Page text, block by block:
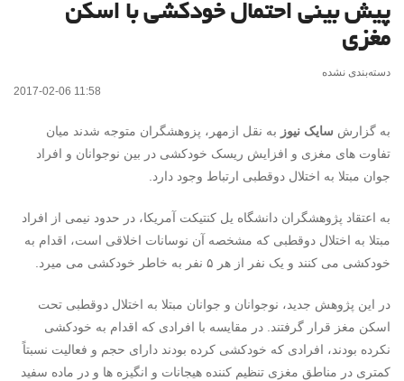
پیش بینی احتمال خودکشی با اسکن
مغزی
دسته‌بندی نشده
2017-02-06 11:58
به گزارش سایک نیوز به نقل ازمهر، پزوهشگران متوجه شدند میان
تفاوت های مغزی و افزایش ریسک خودکشی در بین نوجوانان و افراد
جوان مبتلا به اختلال دوقطبی ارتباط وجود دارد.
به اعتقاد پژوهشگران دانشگاه یل کنتیکت آمریکا، در حدود نیمی از افراد
مبتلا به اختلال دوقطبی که مشخصه آن نوسانات اخلاقی است، اقدام به
خودکشی می کنند و یک نفر از هر ۵ نفر به خاطر خودکشی می میرد.
در این پژوهش جدید، نوجوانان و جوانان مبتلا به اختلال دوقطبی تحت
اسکن مغز قرار گرفتند. در مقایسه با افرادی که اقدام به خودکشی
نکرده بودند، افرادی که خودکشی کرده بودند دارای حجم و فعالیت نسبتاً
کمتری در مناطق مغزی تنظیم کننده هیجانات و انگیزه ها و در ماده سفید